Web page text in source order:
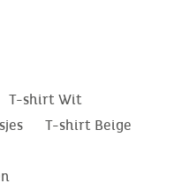
T-shirt Wit
T-shirt Beige